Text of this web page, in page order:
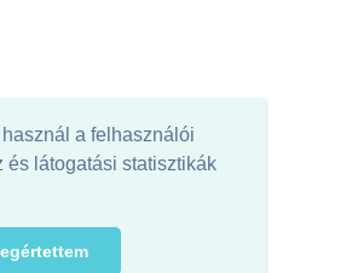
a felhasználói
és látogatási statisztikák